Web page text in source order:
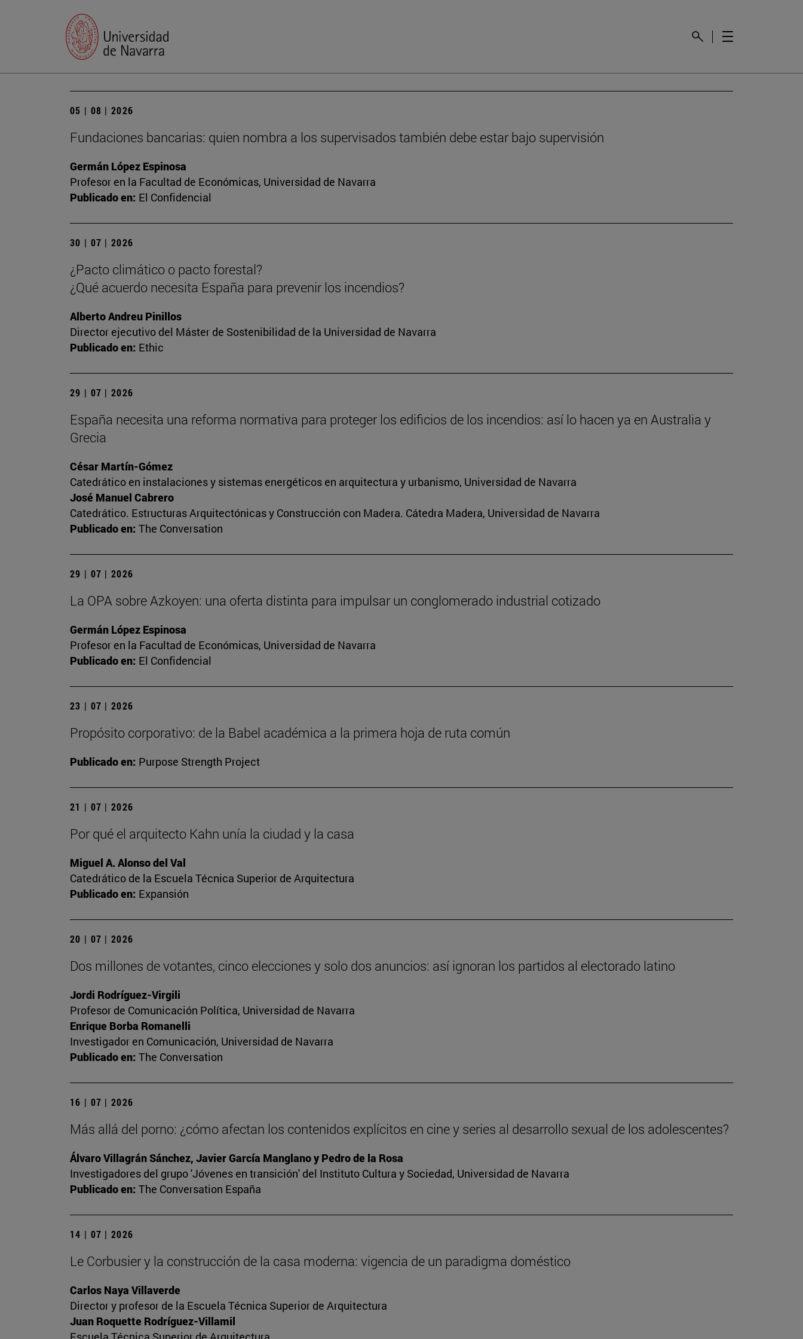
05 | 08 | 2026
Fundaciones bancarias: quien nombra a los supervisados también debe estar bajo supervisión
Germán López Espinosa
Profesor en la Facultad de Económicas, Universidad de Navarra
Publicado en: El Confidencial
30 | 07 | 2026
¿Pacto climático o pacto forestal?
¿Qué acuerdo necesita España para prevenir los incendios?
Alberto Andreu Pinillos
Director ejecutivo del Máster de Sostenibilidad de la Universidad de Navarra
Publicado en: Ethic
29 | 07 | 2026
España necesita una reforma normativa para proteger los edificios de los incendios: así lo hacen ya en Australia y
Grecia
César Martín-Gómez
Catedrático en instalaciones y sistemas energéticos en arquitectura y urbanismo, Universidad de Navarra
José Manuel Cabrero
Catedrático. Estructuras Arquitectónicas y Construcción con Madera. Cátedra Madera, Universidad de Navarra
Publicado en: The Conversation
29 | 07 | 2026
La OPA sobre Azkoyen: una oferta distinta para impulsar un conglomerado industrial cotizado
Germán López Espinosa
Profesor en la Facultad de Económicas, Universidad de Navarra
Publicado en: El Confidencial
23 | 07 | 2026
Propósito corporativo: de la Babel académica a la primera hoja de ruta común
Publicado en: Purpose Strength Project
21 | 07 | 2026
Por qué el arquitecto Kahn unía la ciudad y la casa
Miguel A. Alonso del Val
Catedrático de la Escuela Técnica Superior de Arquitectura
Publicado en: Expansión
20 | 07 | 2026
Dos millones de votantes, cinco elecciones y solo dos anuncios: así ignoran los partidos al electorado latino
Jordi Rodríguez-Virgili
Profesor de Comunicación Política, Universidad de Navarra
Enrique Borba Romanelli
Investigador en Comunicación, Universidad de Navarra
Publicado en: The Conversation
16 | 07 | 2026
Más allá del porno: ¿cómo afectan los contenidos explícitos en cine y series al desarrollo sexual de los adolescentes?
Álvaro Villagrán Sánchez, Javier García Manglano y Pedro de la Rosa
Investigadores del grupo 'Jóvenes en transición' del Instituto Cultura y Sociedad, Universidad de Navarra
Publicado en: The Conversation España
14 | 07 | 2026
Le Corbusier y la construcción de la casa moderna: vigencia de un paradigma doméstico
Carlos Naya Villaverde
Director y profesor de la Escuela Técnica Superior de Arquitectura
Juan Roquette Rodríguez-Villamil